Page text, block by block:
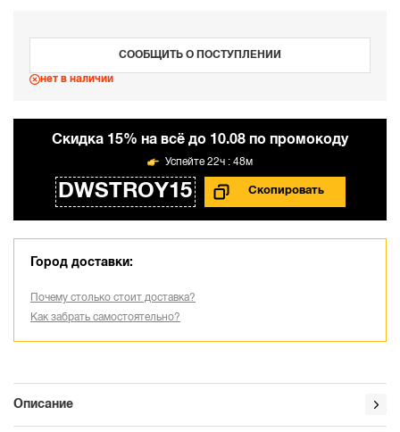
СООБЩИТЬ О ПОСТУПЛЕНИИ
нет в наличии
Cкидка 15% на всё до 10.08 по промокоду
DWSTROY15
22ч : 48м
Город доставки:
Почему столько стоит доставка?
Как забрать самостоятельно?
Описание